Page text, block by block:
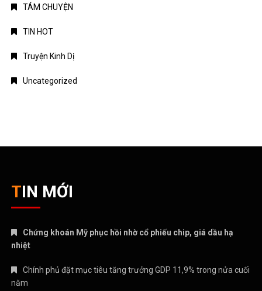
TÁM CHUYỆN
TIN HOT
Truyện Kinh Dị
Uncategorized
TIN MỚI
Chứng khoán Mỹ phục hồi nhờ cổ phiếu chip, giá dầu hạ
nhiệt
Chính phủ đặt mục tiêu tăng trưởng GDP 11,9% trong nửa cuối
năm